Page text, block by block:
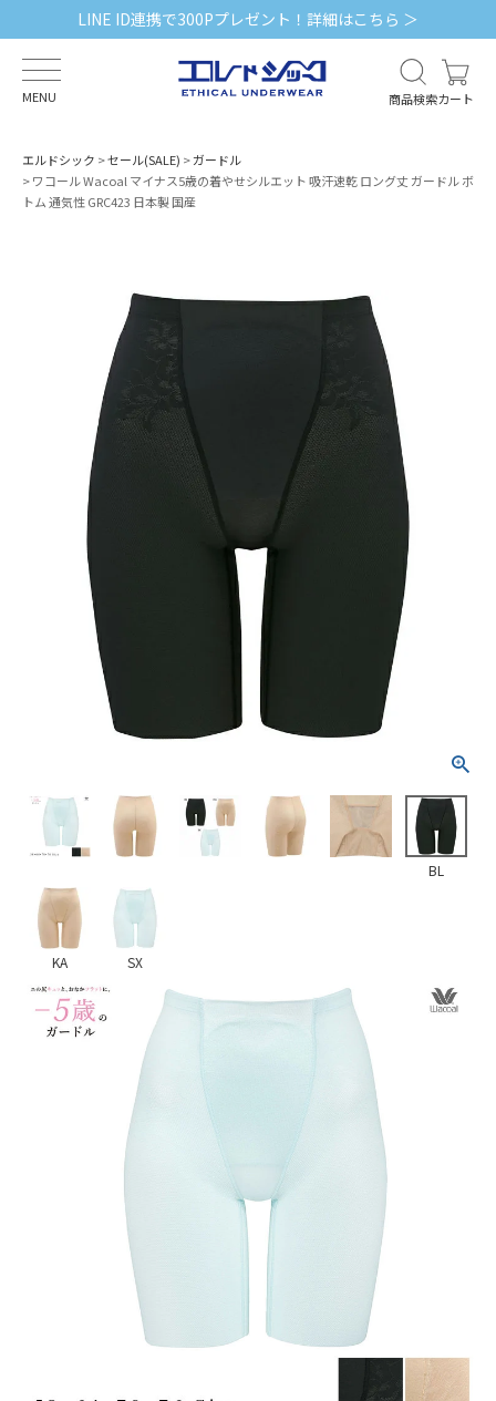
LINE ID連携で300Pプレゼント！詳細はこちら ＞
MENU 商品検索カート
エルドシック セール(SALE)
ガードル
ワコール Wacoal マイナス5歳の着やせシルエット 吸汗速乾 ロング丈 ガードル ボ
トム 通気性 GRC423 日本製 国産
BL
KA SX